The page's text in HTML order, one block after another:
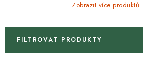
Zobrazit více produktů
FILTROVAT PRODUKTY